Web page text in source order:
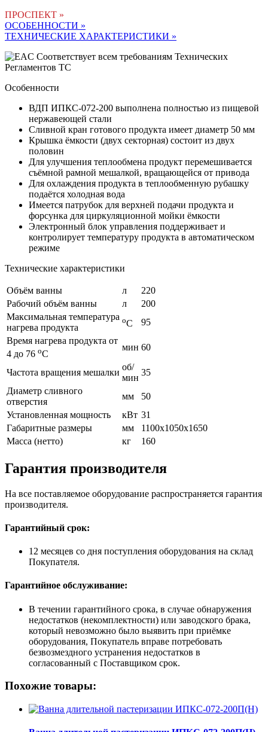
ПРОСПЕКТ »
ОСОБЕННОСТИ »
ТЕХНИЧЕСКИЕ ХАРАКТЕРИСТИКИ »
Соответствует всем требованиям Технических
Регламентов ТС
Особенности
ВДП ИПКС-072-200 выполнена полностью из пищевой
нержавеющей стали
Сливной кран готового продукта имеет диаметр 50 мм
Крышка ёмкости (двух секторная) состоит из двух
половин
Для улучшения теплообмена продукт перемешивается
съёмной рамной мешалкой, вращающейся от привода
Для охлаждения продукта в теплообменную рубашку
подаётся холодная вода
Имеется патрубок для верхней подачи продукта и
форсунка для циркуляционной мойки ёмкости
Электронный блок управления поддерживает и
контролирует температуру продукта в автоматическом
режиме
Технические характеристики
Объём ванны л
220
Рабочий объём ванны
л
200
Максимальная температура
нагрева продукта
оС
95
Время нагрева продукта от
4 до 76 оС
мин 60
Частота вращения мешалки
об/
мин
35
Диаметр сливного
отверстия
мм
50
Установленная мощность
кВт 31
Габаритные размеры
мм
1100х1050х1650
Масса (нетто)
кг 160
Гарантия производителя
На все поставляемое оборудование распространяется гарантия
производителя.
Гарантийный срок:
12 месяцев со дня поступления оборудования на склад
Покупателя.
Гарантийное обслуживание:
В течении гарантийного срока, в случае обнаружения
недостатков (некомплектности) или заводского брака,
который невозможно было выявить при приёмке
оборудования, Покупатель вправе потребовать
безвозмездного устранения недостатков в
согласованный с Поставщиком срок.
Похожие товары: